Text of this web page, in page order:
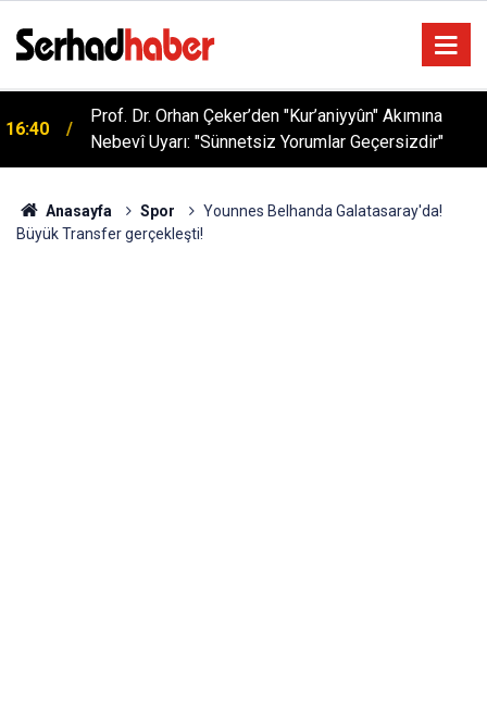
16:40
Prof. Dr. Orhan Çeker’den "Kur’aniyyûn" Akımına
Nebevî Uyarı: "Sünnetsiz Yorumlar Geçersizdir"
Anasayfa Spor
Younnes Belhanda Galatasaray'da!
Büyük Transfer gerçekleşti!